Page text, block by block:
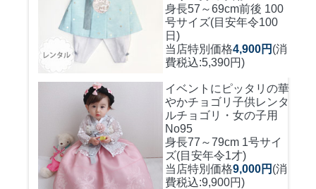
身長57～69cm前後 100
号サイズ(目安年令100
日)
当店特別価格4,900円 (消
費税込:5,390円)
イベントにピッタリの華
やかチョゴリ 子供レンタ
ルチョゴリ・女の子用
No95
身長77～79cm 1号サイ
ズ(目安年令1才)
当店特別価格9,000円 (消
費税込:9,900円)